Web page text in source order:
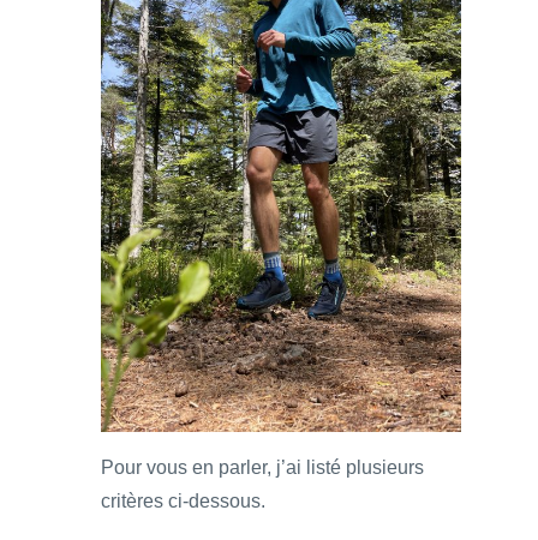
Pour vous en parler, j’ai listé plusieurs
critères ci-dessous.